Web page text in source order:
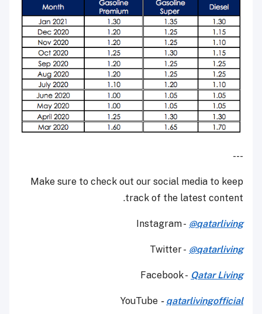
---
Make sure to check out our social media to keep
track of the latest content.
Instagram - @qatarliving
Twitter - @qatarliving
Facebook - Qatar Living
YouTube - qatarlivingofficial